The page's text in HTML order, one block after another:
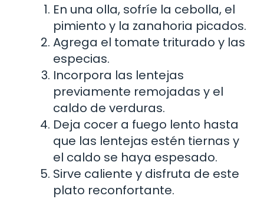
En una olla, sofríe la cebolla, el
pimiento y la zanahoria picados.
Agrega el tomate triturado y las
especias.
Incorpora las lentejas
previamente remojadas y el
caldo de verduras.
Deja cocer a fuego lento hasta
que las lentejas estén tiernas y
el caldo se haya espesado.
Sirve caliente y disfruta de este
plato reconfortante.